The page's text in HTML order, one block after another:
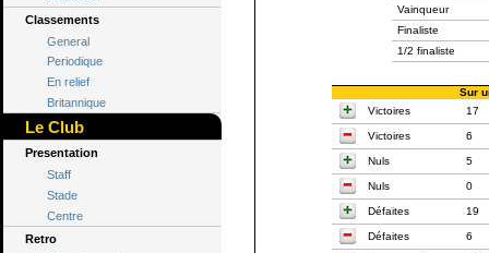
Classements
General
Periodique
En relief
Britannique
Le Club
Presentation
Staff
Stade
Centre
Retro
Vainqueur
Finaliste
1/2 finaliste
Sur
Victoires
17
Victoires 6
Nuls 5
Nuls 0
Défaites 19
Défaites 6